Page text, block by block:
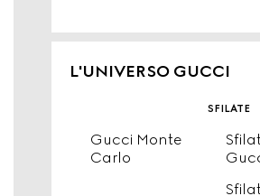
L'UNIVERSO GUCCI
Gucci Monte
Carlo
sfilate